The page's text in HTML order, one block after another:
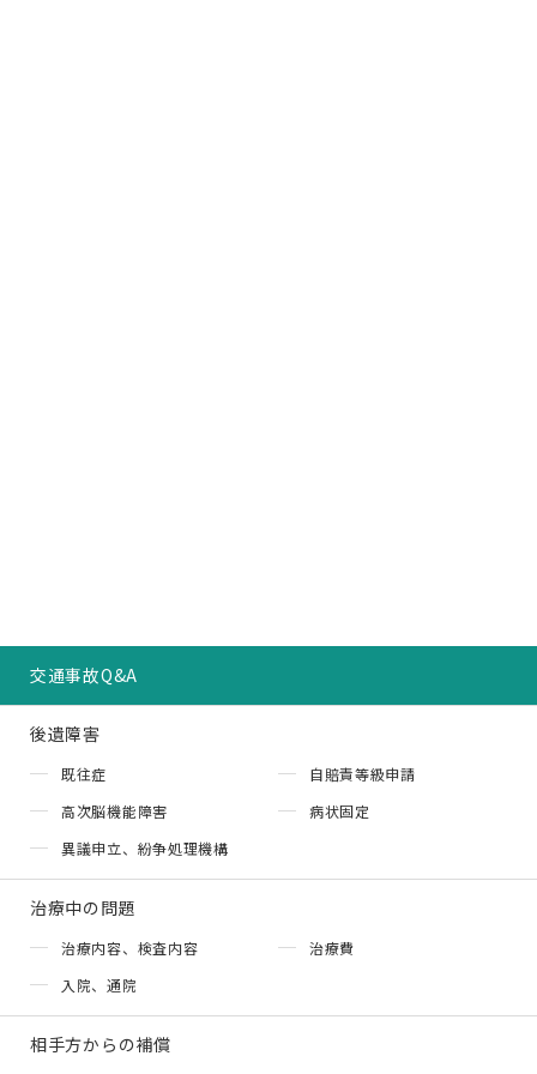
交通事故Q&A
後遺障害
既往症
自賠責等級申請
高次脳機能障害
病状固定
異議申立、紛争処理機構
治療中の問題
治療内容、検査内容
治療費
入院、通院
相手方からの補償